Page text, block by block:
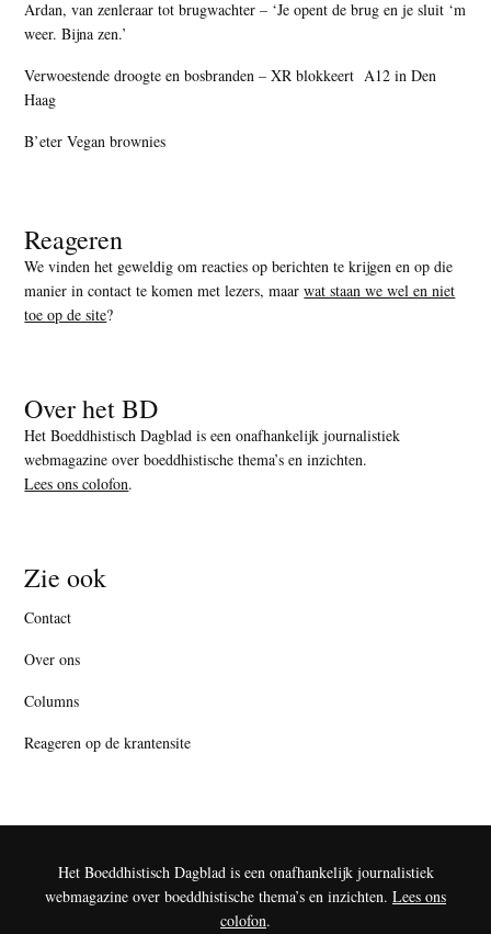
Ardan, van zenleraar tot brugwachter – ‘Je opent de brug en je sluit ‘m
weer. Bijna zen.’
Verwoestende droogte en bosbranden – XR blokkeert A12 in Den
Haag
B’eter Vegan brownies
Reageren
We vinden het geweldig om reacties op berichten te krijgen en op die
manier in contact te komen met lezers, maarwat staan we wel en niet
toe op de site?
Over het BD
Het Boeddhistisch Dagblad is een onafhankelijk journalistiek
webmagazine over boeddhistische thema’s en inzichten.
Lees ons colofon.
Zie ook
Contact
Over ons
Columns
Reageren op de krantensite
Het Boeddhistisch Dagblad is een onafhankelijk journalistiek
webmagazine over boeddhistische thema’s en inzichten. Lees ons
colofon.